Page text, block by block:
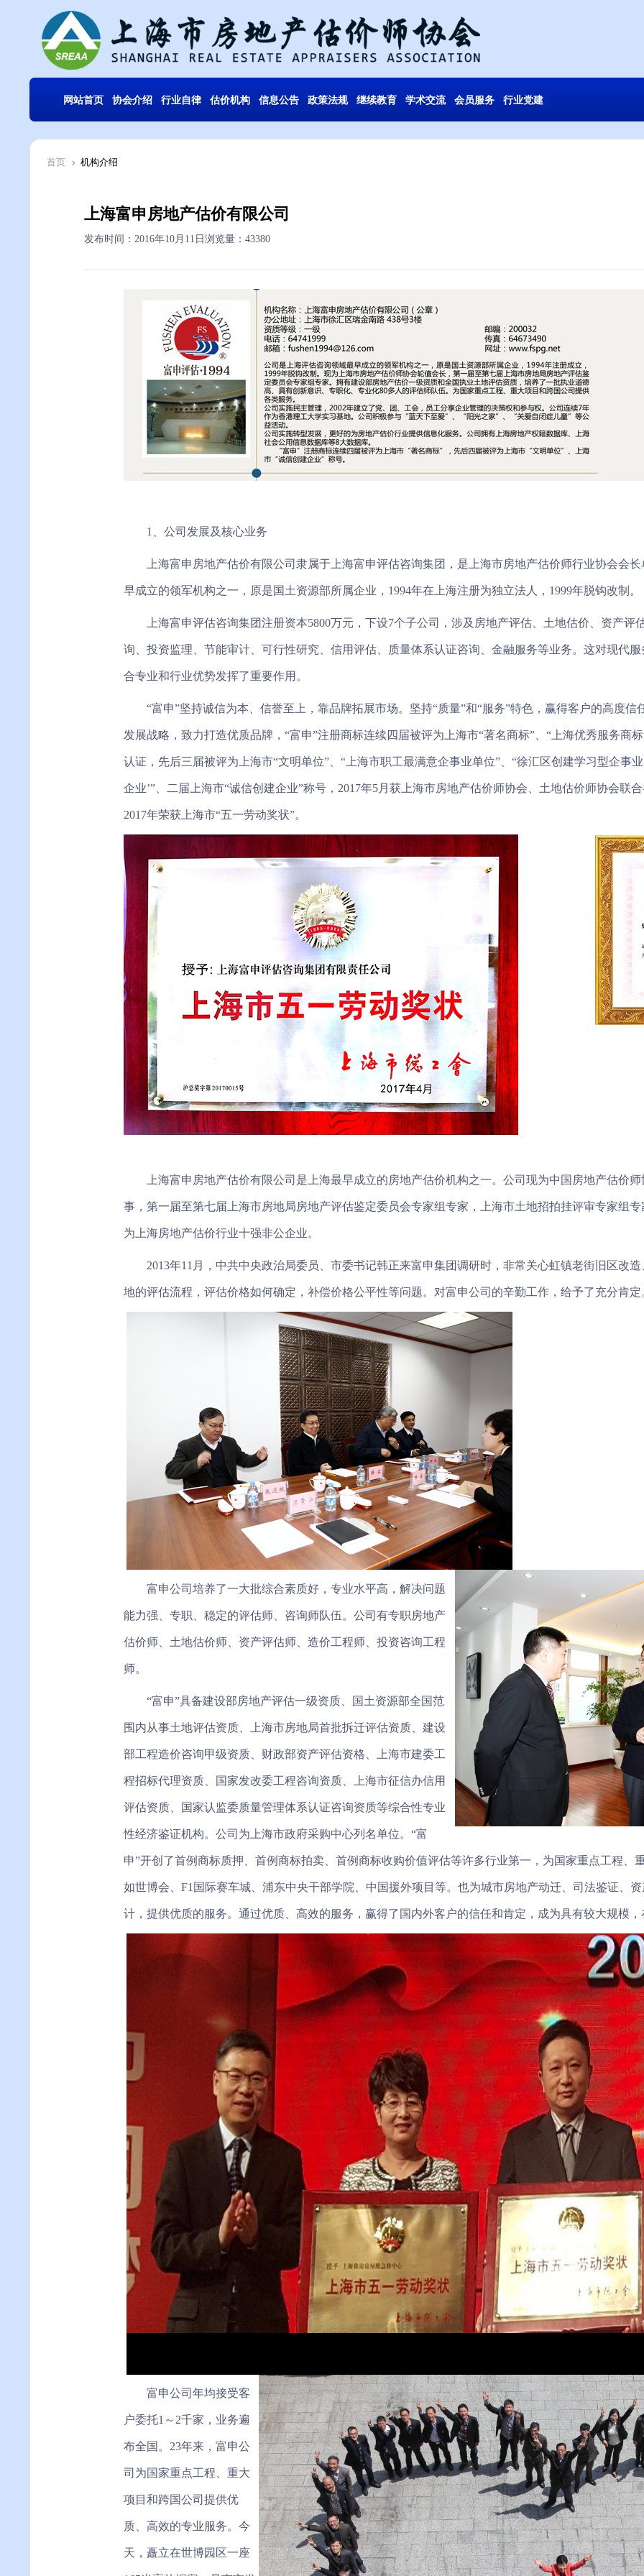
网站首页 协会介绍 行业自律 估价机构 信息公告 政策法规 继续教育 学术交流 会员服务 行业党建
首页 机构介绍
上海富申房地产估价有限公司
发布时间：2016年10月11日浏览量：43380
1、公司发展及核心业务
上海富申房地产估价有限公司隶属于上海富申评估咨询集团，是上海市房地产估价师行业协会会
早成立的领军机构之一，原是国土资源部所属企业，1994年在上海注册为独立法人，1999年脱钩改制。
上海富申评估咨询集团注册资本5800万元，下设7个子公司，涉及房地产评估、土地估价、资产评
询、投资监理、节能审计、可行性研究、信用评估、质量体系认证咨询、金融服务等业务。这对现代
合专业和行业优势发挥了重要作用。
“富申”坚持诚信为本、信誉至上，靠品牌拓展市场。坚持“质量”和“服务”特色，赢得客户的高度
发展战略，致力打造优质品牌，“富申”注册商标连续四届被评为上海市“著名商标”、“上海优秀服务商
认证，先后三届被评为上海市“文明单位”、“上海市职工最满意企事业单位”、“徐汇区创建学习型企事
企业’”、二届上海市“诚信创建企业”称号，2017年5月获上海市房地产估价师协会、土地估价师协会联
2017年荣获上海市“五一劳动奖状”。
上海富申房地产估价有限公司是上海最早成立的房地产估价机构之一。公司现为中国房地产估价
事，第一届至第七届上海市房地局房地产评估鉴定委员会专家组专家，上海市土地招拍挂评审专家组
为上海房地产估价行业十强非公企业。
2013年11月，中共中央政治局委员、市委书记韩正来富申集团调研时，非常关心虹镇老街旧区改
地的评估流程，评估价格如何确定，补偿价格公平性等问题。对富申公司的辛勤工作，给予了充分肯定
富申公司培养了一大批综合素质好，专业水平高，解决问题
能力强、专职、稳定的评估师、咨询师队伍。公司有专职房地产
估价师、土地估价师、资产评估师、造价工程师、投资咨询工程
师。
“富申”具备建设部房地产评估一级资质、国土资源部全国范
围内从事土地评估资质、上海市房地局首批拆迁评估资质、建设
部工程造价咨询甲级资质、财政部资产评估资格、上海市建委工
程招标代理资质、国家发改委工程咨询资质、上海市征信办信用
评估资质、国家认监委质量管理体系认证咨询资质等综合性专业
性经济鉴证机构。公司为上海市政府采购中心列名单位。“富
申”开创了首例商标质押、首例商标拍卖、首例商标收购价值评估等许多行业第一，为国家重点工程、
如世博会、F1国际赛车城、浦东中央干部学院、中国援外项目等。也为城市房地产动迁、司法鉴证、
计，提供优质的服务。通过优质、高效的服务，赢得了国内外客户的信任和肯定，成为具有较大规模
富申公司年均接受客
户委托1～2千家，业务遍
布全国。23年来，富申公
司为国家重点工程、重大
项目和跨国公司提供优
质、高效的专业服务。今
天，矗立在世博园区一座